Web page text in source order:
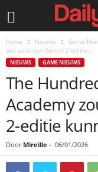
Home Nieuws Game
wel eens een Switch 2-editie...
NIEUWS GAME NIEUWS
The
Academy
2-editie
Door Mireille - 06/01/2026